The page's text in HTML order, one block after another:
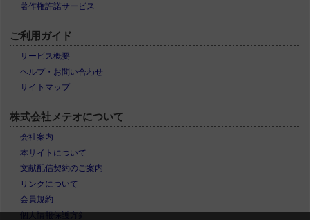
著作権許諾サービス
ご利用ガイド
サービス概要
ヘルプ・お問い合わせ
サイトマップ
株式会社メテオについて
会社案内
本サイトについて
文献配信契約のご案内
リンクについて
会員規約
個人情報保護方針